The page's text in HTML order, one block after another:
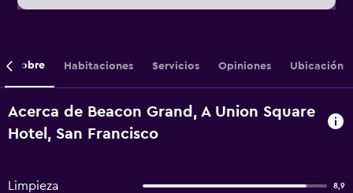
Sobre Habitaciones Servicios Opiniones Ubicación
Acerca de Beacon Grand, A Union Square
Hotel, San Francisco
Limpieza 8,9